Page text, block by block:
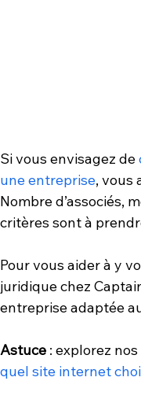
Si vous envisagez de
une entreprise, vous
Nombre d’associés,
critères sont à
Pour vous aider à y
juridique chez
entreprise adaptée
Astuce : explorez nos
quel site internet